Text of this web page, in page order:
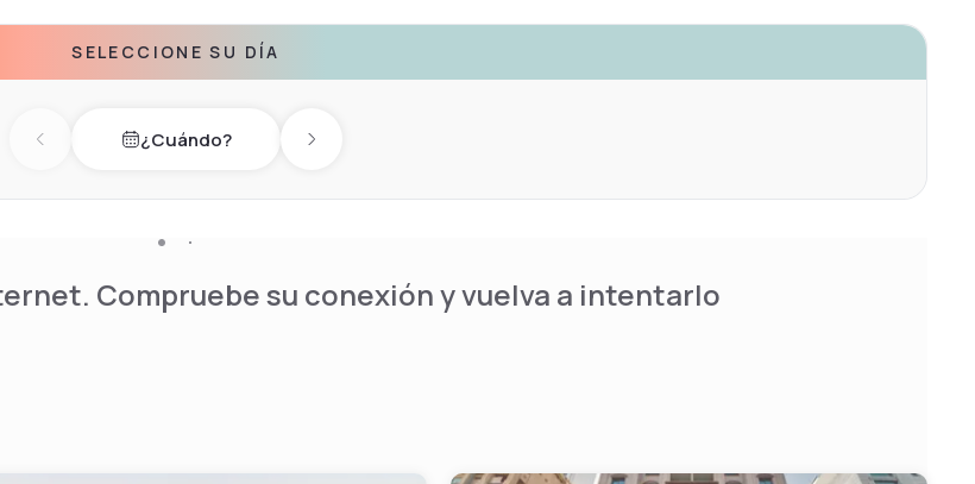
SELECCIONE SU DÍA
Previous day¿Cuándo? Next day
Compruebe su conexión y vuelva a intentarlo